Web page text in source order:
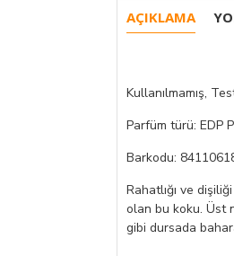
AÇIKLAMA
Kullanılmamış,
Parfüm türü: EDP
Barkodu:
Rahatlığı ve
olan bu koku. Üst
gibi dursada